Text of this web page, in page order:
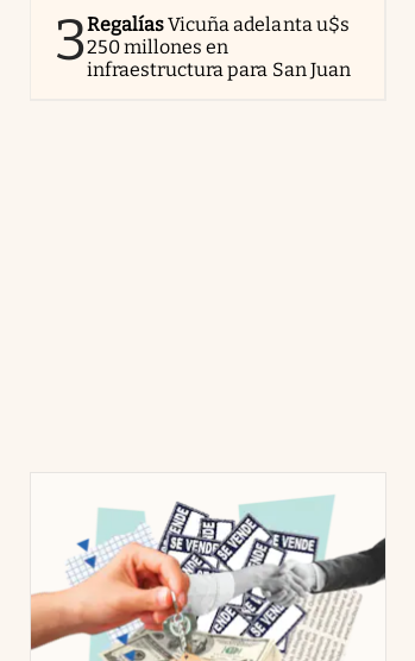
3RegalíasVicuña adelanta u$s
250 millones en
infraestructura para San Juan